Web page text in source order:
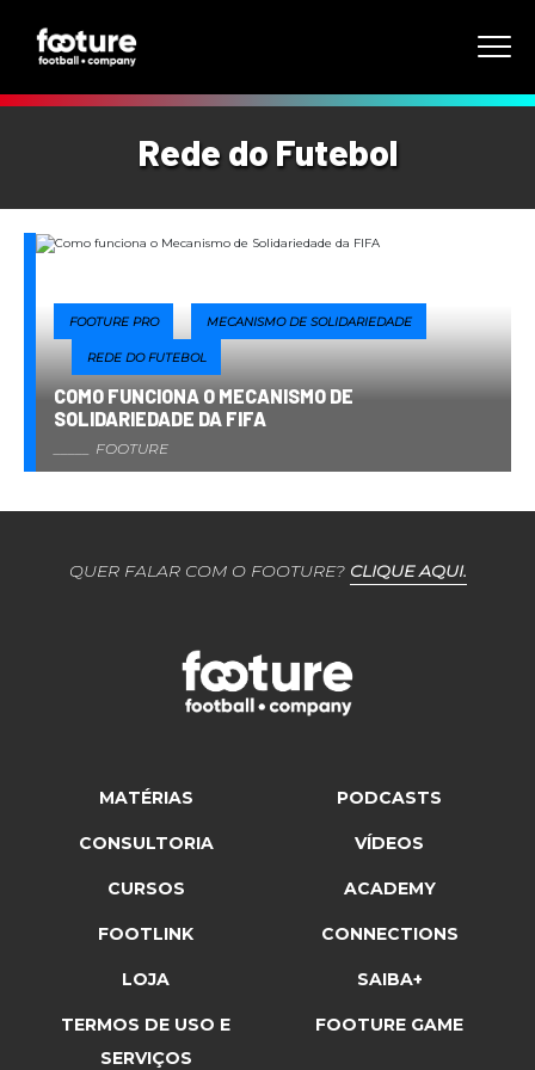
Rede do Futebol
FOOTURE PRO MECANISMO DE SOLIDARIEDADE
REDE DO FUTEBOL
COMO FUNCIONA O MECANISMO DE
SOLIDARIEDADE DA FIFA
FOOTURE
QUER FALAR COM O FOOTURE? CLIQUE AQUI.
MATÉRIAS PODCASTS
CONSULTORIA VÍDEOS
CURSOS ACADEMY
FOOTLINK CONNECTIONS
LOJA SAIBA+
TERMOS DE USO E
SERVIÇOS
FOOTURE GAME